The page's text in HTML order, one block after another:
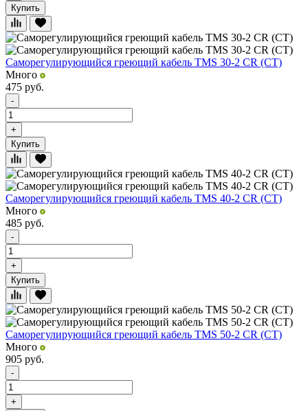
Купить
Саморегулирующийся греющий кабель TMS 30-2 CR (CT)
Много
475 руб.
-
+
Купить
Саморегулирующийся греющий кабель TMS 40-2 CR (CT)
Много
485 руб.
-
+
Купить
Саморегулирующийся греющий кабель TMS 50-2 CR (CT)
Много
905 руб.
-
+